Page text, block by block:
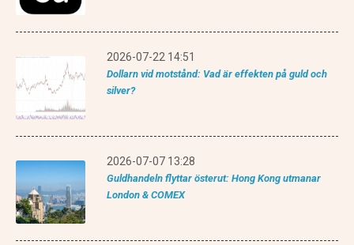
2026-07-22 14:51
Dollarn vid motstånd: Vad är effekten på guld och
silver?
2026-07-07 13:28
Guldhandeln flyttar österut: Hong Kong utmanar
London & COMEX